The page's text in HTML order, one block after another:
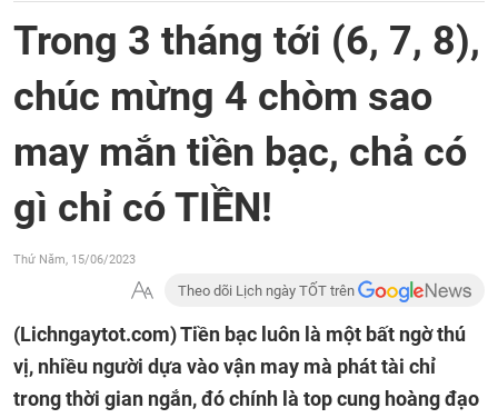
Trong 3 tháng tới (6, 7, 8),
chúc mừng 4 chòm sao
may mắn tiền bạc, chả có
gì chỉ có TIỀN!
Thứ Năm, 15/06/2023
Theo dõi Lịch ngày TỐT trên
(Lichngaytot.com)Tiền bạc luôn là một bất ngờ thú
vị, nhiều người dựa vào vận may mà phát tài chỉ
trong thời gian ngắn, đó chính là top cung hoàng đạo